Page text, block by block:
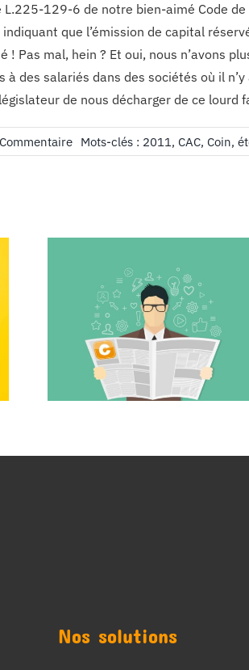
129-6 de notre bien-aimé Code
que l’émission de capital
! Pas mal, hein ? Et oui, nous n’avons
des salariés dans des sociétés où il
de nous décharger de ce lourd
on
Publications
Mots-clés : 2011, CAC, Coin,
Nos solutions